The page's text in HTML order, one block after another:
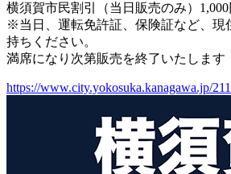
横須賀市民割引（当日販売のみ）1,000
※当日、運転免許証、保険証など、現
持ちください。
満席になり次第販売を終了いたします
https://www.city.yokosuka.kanagawa.jp/